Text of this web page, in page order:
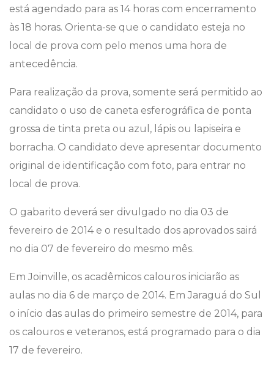
está agendado para as 14 horas com encerramento
às 18 horas. Orienta-se que o candidato esteja no
local de prova com pelo menos uma hora de
antecedência.
Para realização da prova, somente será permitido ao
candidato o uso de caneta esferográfica de ponta
grossa de tinta preta ou azul, lápis ou lapiseira e
borracha. O candidato deve apresentar documento
original de identificação com foto, para entrar no
local de prova.
O gabarito deverá ser divulgado no dia 03 de
fevereiro de 2014 e o resultado dos aprovados sairá
no dia 07 de fevereiro do mesmo mês.
Em Joinville, os acadêmicos calouros iniciarão as
aulas no dia 6 de março de 2014. Em Jaraguá do Sul
o início das aulas do primeiro semestre de 2014, para
os calouros e veteranos, está programado para o dia
17 de fevereiro.